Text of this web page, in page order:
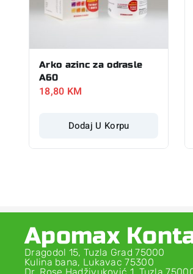
Arko azinc za odrasle
A60
18,80 KM
Dodaj U Korpu
Apomax
Dragodol 15, Tuzla Grad 75000
Kulina bana, Lukavac 75300